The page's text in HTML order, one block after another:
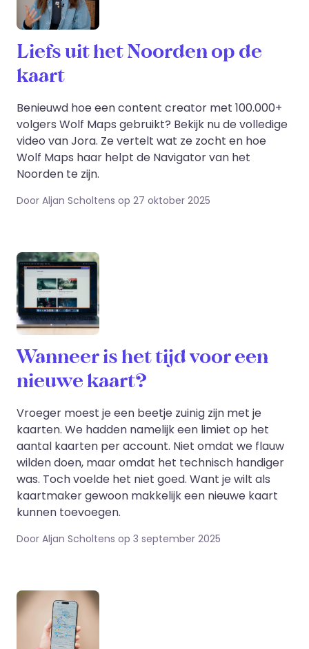
Liefs uit het Noorden op de
kaart
Benieuwd hoe een content creator met 100.000+
volgers Wolf Maps gebruikt? Bekijk nu de volledige
video van Jora. Ze vertelt wat ze zocht en hoe
Wolf Maps haar helpt de Navigator van het
Noorden te zijn.
Door Aljan Scholtens op 27 oktober 2025
Wanneer is het tijd voor een
nieuwe kaart?
Vroeger moest je een beetje zuinig zijn met je
kaarten. We hadden namelijk een limiet op het
aantal kaarten per account. Niet omdat we flauw
wilden doen, maar omdat het technisch handiger
was. Toch voelde het niet goed. Want je wilt als
kaartmaker gewoon makkelijk een nieuwe kaart
kunnen toevoegen.
Door Aljan Scholtens op 3 september 2025